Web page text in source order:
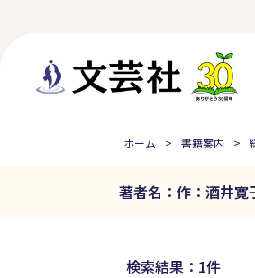
ホーム 書籍案内
著者名：作：酒井寛
検索結果：1件